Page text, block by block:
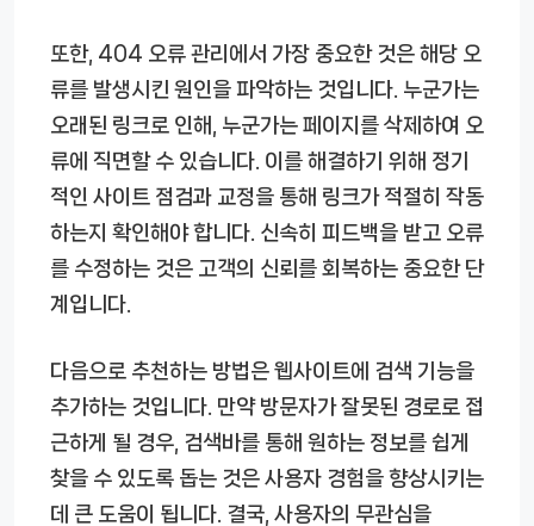
또한, 404 오류 관리에서 가장 중요한 것은 해당 오
류를 발생시킨 원인을 파악하는 것입니다. 누군가는
오래된 링크로 인해, 누군가는 페이지를 삭제하여 오
류에 직면할 수 있습니다. 이를 해결하기 위해 정기
적인 사이트 점검과 교정을 통해 링크가 적절히 작동
하는지 확인해야 합니다. 신속히 피드백을 받고 오류
를 수정하는 것은 고객의 신뢰를 회복하는 중요한 단
계입니다.
다음으로 추천하는 방법은 웹사이트에 검색 기능을
추가하는 것입니다. 만약 방문자가 잘못된 경로로 접
근하게 될 경우, 검색바를 통해 원하는 정보를 쉽게
찾을 수 있도록 돕는 것은 사용자 경험을 향상시키는
데 큰 도움이 됩니다. 결국, 사용자의 무관심을